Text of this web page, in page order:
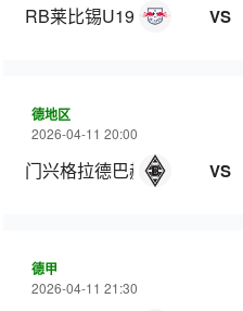
RB莱比锡U19 VS
德地区
2026-04-11 20:00
门兴格拉德巴赫二队 VS
德甲
2026-04-11 21:30